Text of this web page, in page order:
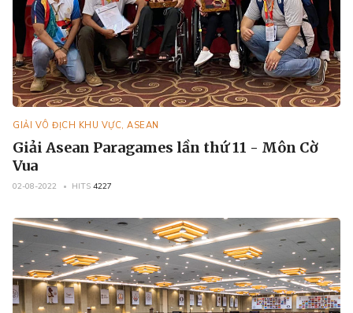
GIẢI VÔ ĐỊCH KHU VỰC, ASEAN
Giải Asean Paragames lần thứ 11 - Môn Cờ
Vua
02-08-2022 HITS 4227